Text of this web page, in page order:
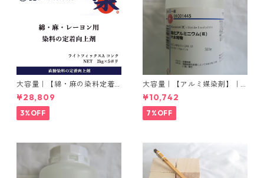
大容量｜【綿・麻の染料定着
向上剤】｜2kg×5本｜ライト
フィックスAコンク
¥28,809
3%OFF
大容量｜【アルミ媒染剤】｜5
00g−3本入り｜塩化アルミニ
ウム
¥10,742
7%OFF